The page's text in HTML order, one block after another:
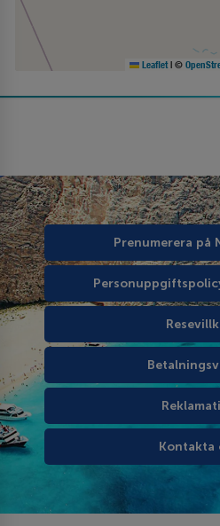
Leaflet |©
Prenumerera på
Kontakta